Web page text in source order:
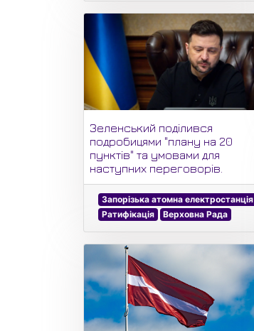
Зеленський поділився
подробицями "плану на 20
пунктів" та умовами для
наступних переговорів.
Запорізька атомна електростанція
Ратифікація
Верховна Рада